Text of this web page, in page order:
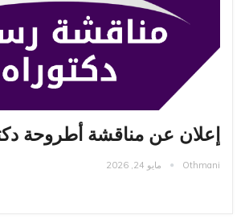
إعلان عن مناقشة أطروحة
Othmani مايو 24, 2026